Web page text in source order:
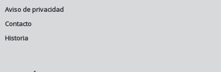
Aviso de privacidad
Contacto
Historia